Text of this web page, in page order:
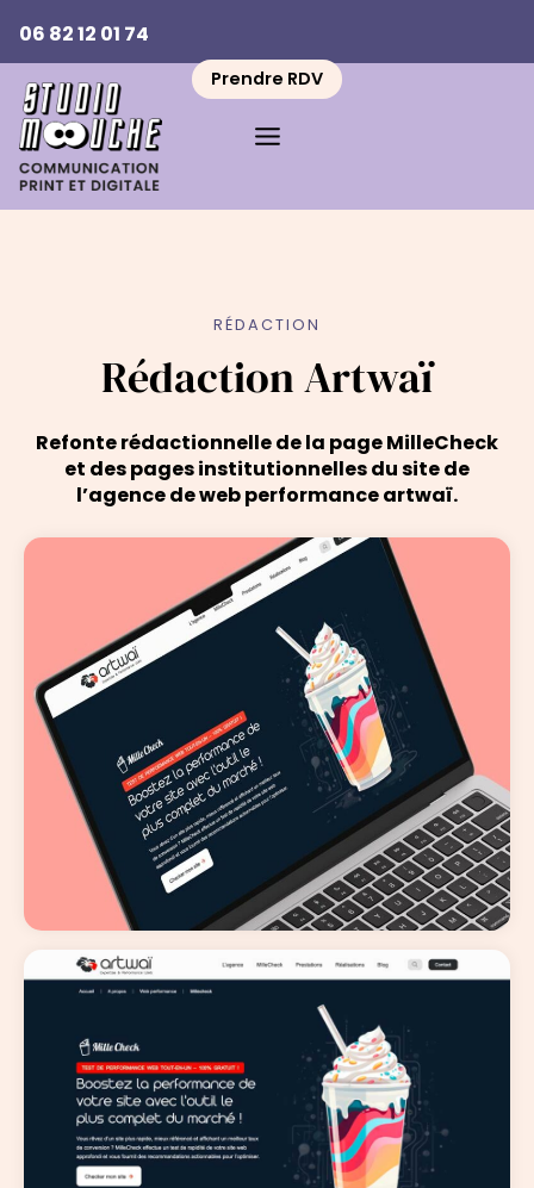
au06 82 12 01 74
Prendre RDV
RÉDACTION
Rédaction Artwaï
Refonte rédactionnelle de la page MilleCheck
et des pages institutionnelles du site de
l’agence de web performance artwaï.